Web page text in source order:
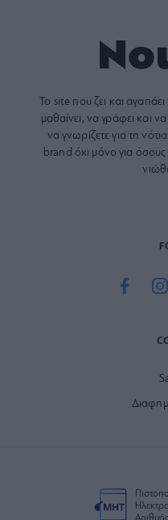
Το site που ζει και αγαπάει
μαθαίνει, να γράφει και
να γνωρίζετε για τη
brand όχι μόνο για όσους